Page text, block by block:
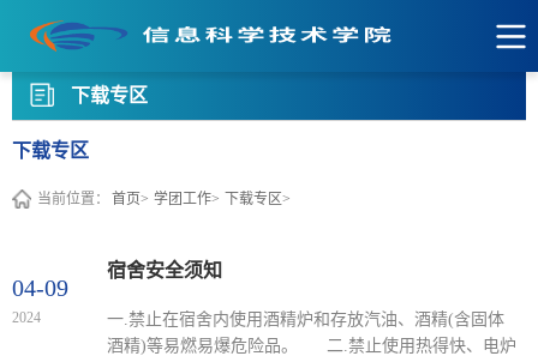
下载专区
下载专区
当前位置： 首页> 学团工作> 下载专区>
04-09
2024
宿舍安全须知
一.禁止在宿舍内使用酒精炉和存放汽油、酒精(含固体
酒精)等易燃易爆危险品。 二.禁止使用热得快、电炉